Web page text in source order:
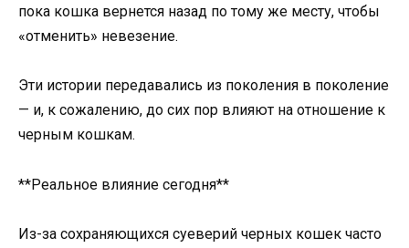
пока кошка вернется назад по тому же месту, чтобы
«отменить» невезение.
Эти истории передавались из поколения в поколение
— и, к сожалению, до сих пор влияют на отношение к
черным кошкам.
**Реальное влияние сегодня**
Из-за сохраняющихся суеверий черных кошек часто